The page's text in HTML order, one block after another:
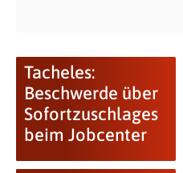
Tacheles:
Beschwerde über
Sofortzuschlages
beim Jobcenter